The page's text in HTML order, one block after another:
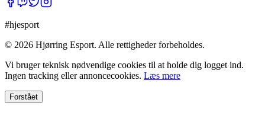
#hjesport
© 2026 Hjørring Esport. Alle rettigheder forbeholdes.
Vi bruger teknisk nødvendige cookies til at holde dig logget ind.
Ingen tracking eller annoncecookies. Læs mere
Forstået